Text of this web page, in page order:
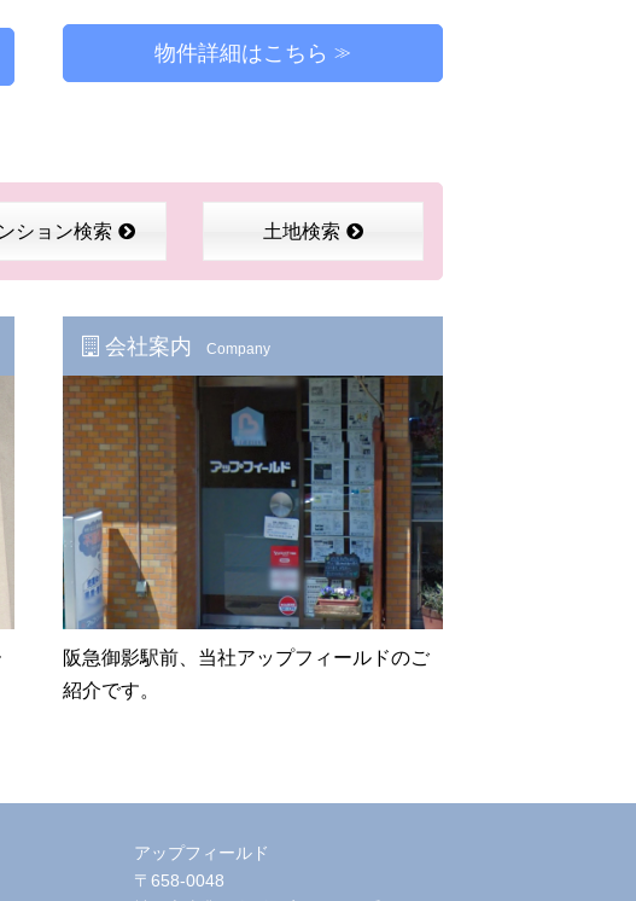
物件詳細はこちら
ション検索 土地検索
会社案内 Company
阪急御影駅前、当社アップフィールドのご
紹介です。
アップフィールド
〒658-0048